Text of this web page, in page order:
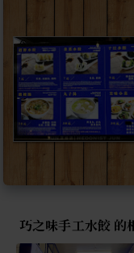
巧之味手工水餃 的